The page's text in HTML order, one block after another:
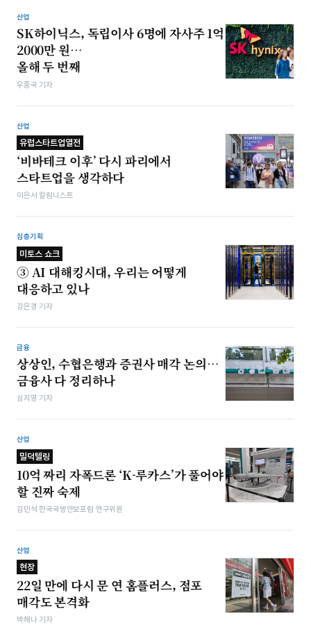
산업
SK하이닉스, 독립이사 6명에 자사주 1억
2000만 원…
올해 두 번째
우종국 기자
산업
유럽스타트업열전
‘비바테크 이후’ 다시 파리에서
스타트업을 생각하다
이은서 칼럼니스트
심층기획
미토스 쇼크
③ AI 대해킹시대, 우리는 어떻게
대응하고 있나
강은경 기자
금융
상상인, 수협은행과 증권사 매각 논의…
금융사 다 정리하나
심지영 기자
산업
밀덕텔링
10억 짜리 자폭드론 ‘K-루카스’가 풀어야
할 진짜 숙제
김민석 한국국방안보포럼 연구위원
산업
현장
22일 만에 다시 문 연 홈플러스, 점포
매각도 본격화
박해나 기자